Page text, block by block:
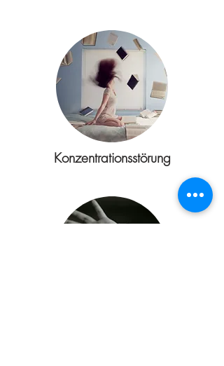
Konzentrationsstörung